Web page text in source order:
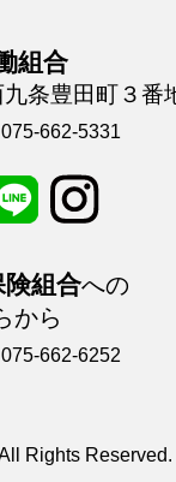
組合
条豊田町３番
075-662-5331
険組合への
から
075-662-6252
Rights Reserved.